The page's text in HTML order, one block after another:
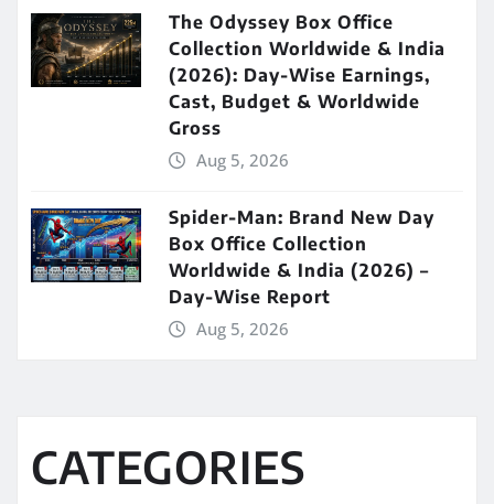
The Odyssey Box Office
Collection Worldwide & India
(2026): Day-Wise Earnings,
Cast, Budget & Worldwide
Gross
Aug 5, 2026
Spider-Man: Brand New Day
Box Office Collection
Worldwide & India (2026) –
Day-Wise Report
Aug 5, 2026
CATEGORIES